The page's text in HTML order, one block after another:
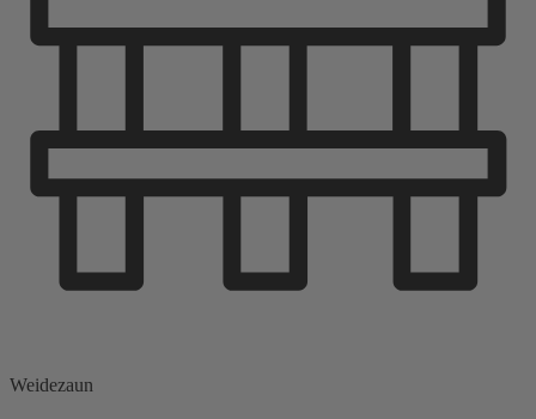
Weidezaun